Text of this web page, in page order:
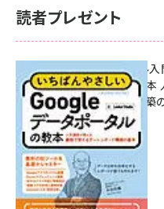
読者プレゼント
無料BIツール入
ポータルの教本
シュボード構築
7月31日 10:00